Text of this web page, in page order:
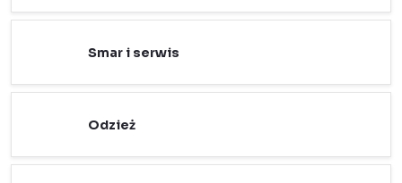
Smar i serwis
Odzież